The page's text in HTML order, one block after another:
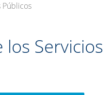
Públicos
los Servicios